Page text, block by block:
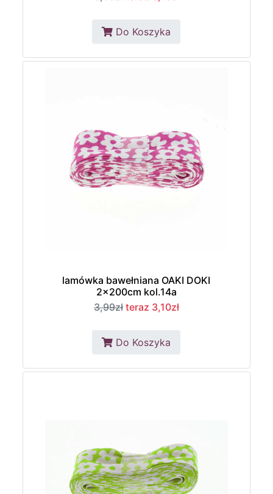
Do Koszyka
lamówka bawełniana OAKI DOKI
2x200cm kol.14a
3,99zł teraz 3,10zł
Do Koszyka